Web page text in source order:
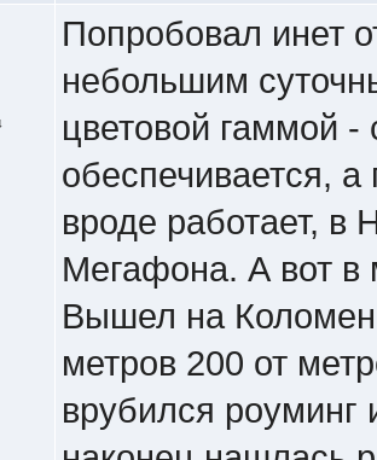
Попробовал инет
небольшим
цветовой гаммой
обеспечивается,
вроде работает, в
Мегафона. А вот в
Вышел на
метров 200 от
врубился